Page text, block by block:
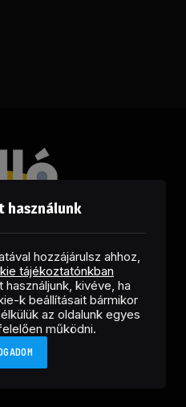
X
(Twitter)
RSS
Üzleti Sajtószolgálat
használunk
hozzájárulsz ahhoz,
tájékoztatónkban
kivéve, ha
k beállításait bármikor
az oldalunk egyes
működni.